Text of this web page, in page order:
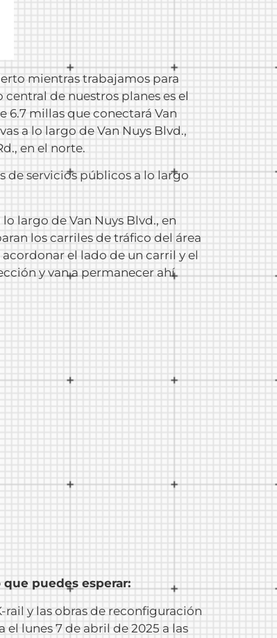
mientras trabajamos para
de nuestros planes es el
6.7 millas que conectará Van
a lo largo de Van Nuys Blvd.,
en el norte.
de servicios públicos a lo largo
largo de Van Nuys Blvd., en
los carriles de tráfico del área
el lado de un carril y el
y van a permanecer ahí
puedes esperar:
rail y las obras de reconfiguración
lunes 7 de abril de 2025 a las